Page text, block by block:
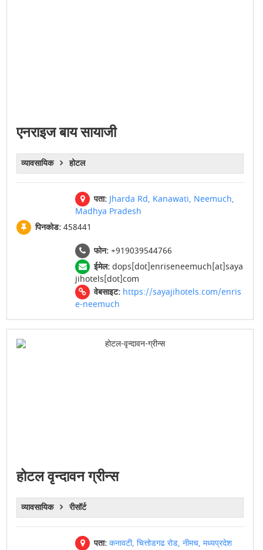
एनराइज बाय सायाजी
व्यावसायिक होटल
पता: Jharda Rd, Kanawati, Neemuch,
Madhya Pradesh
पिनकोड:458441
फोन:+919039544766
ईमेल:dops[dot]enriseneemuch[at]saya
jihotels[dot]com
वेबसाइट: https://sayajihotels.com/enris
e-neemuch
होटल वृन्दावन ग्रीन्स
व्यावसायिक रीसॉर्ट
पता: कनावटी, चित्तोडगढ रोड, नीमच, मध्यप्रदेश